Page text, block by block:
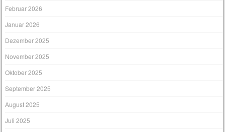
Februar 2026
Januar 2026
Dezember 2025
November 2025
Oktober 2025
September 2025
August 2025
Juli 2025